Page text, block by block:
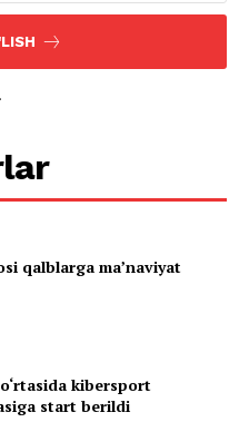
.
qalblarga maʼnaviyat
kibersport
start berildi